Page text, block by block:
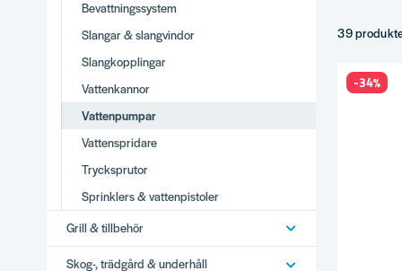
Bevattningssystem
Slangar & slangvindor
Slangkopplingar
Vattenkannor
Vattenpumpar
Vattenspridare
Trycksprutor
Sprinklers & vattenpistoler
Grill & tillbehör
Skog-, trädgård & underhåll
Tips
Kapacitet
39
-34%